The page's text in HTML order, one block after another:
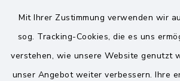
Mit Ihrer Zustimmung verwenden wir
sog. Tracking-Cookies, die es uns
verstehen, wie unsere Website genutzt
unser Angebot weiter verbessern. Ihre
8.00-12.00 Uhr
14.00-18.00 Uhr